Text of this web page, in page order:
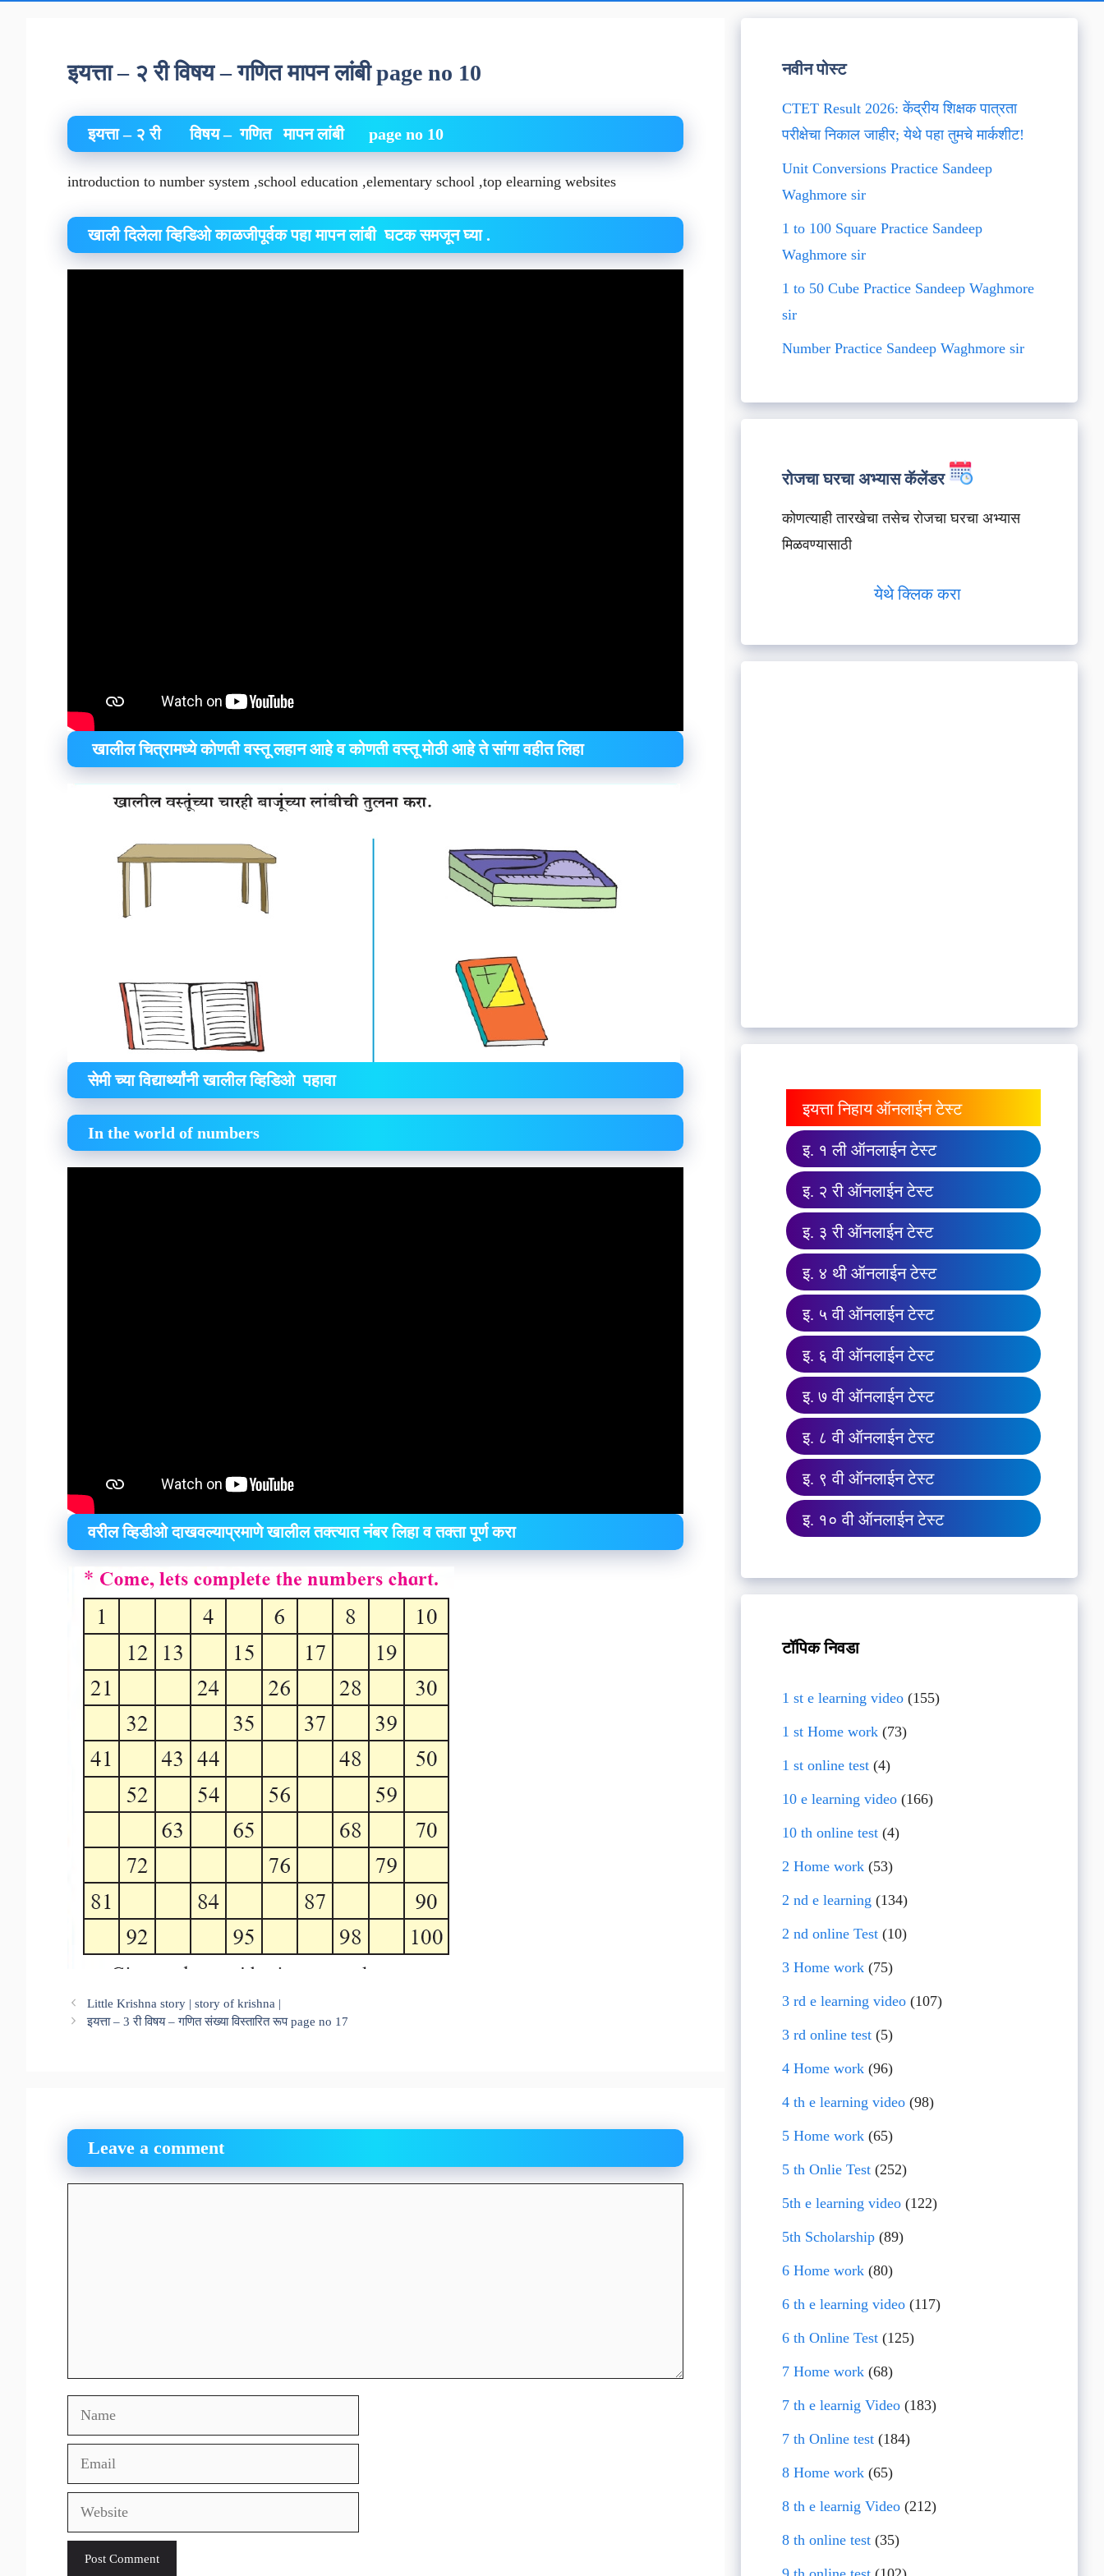
इयत्ता – २ री विषय – गणित मापन लांबी page no 10
इयत्ता – २ री विषय – गणित मापन लांबी page no 10
introduction to number system ,school education ,elementary school ,top elearning websites
खाली दिलेला व्हिडिओ काळजीपूर्वक पहा मापन लांबी घटक समजून घ्या .
खालील चित्रामध्ये कोणती वस्तू लहान आहे व कोणती वस्तू मोठी आहे ते सांगा वहीत लिहा
सेमी च्या विद्यार्थ्यांनी खालील व्हिडिओ पहावा
In the world of numbers
वरील व्हिडीओ दाखवल्याप्रमाणे खालील तक्त्यात नंबर लिहा व तक्ता पूर्ण करा
Little Krishna story | story of krishna |
इयत्ता – 3 री विषय – गणित संख्या विस्तारित रूप page no 17
Leave a comment
Name
Email
Website
नवीन पोस्ट
CTET Result 2026: केंद्रीय शिक्षक पात्रता
परीक्षेचा निकाल जाहीर; येथे पहा तुमचे मार्कशीट!
Unit Conversions Practice Sandeep
Waghmore sir
1 to 100 Square Practice Sandeep
Waghmore sir
1 to 50 Cube Practice Sandeep Waghmore
sir
Number Practice Sandeep Waghmore sir
रोजचा घरचा अभ्यास कॅलेंडर
कोणत्याही तारखेचा तसेच रोजचा घरचा अभ्यास
मिळवण्यासाठी
येथे क्लिक करा
इयत्ता निहाय ऑनलाईन टेस्ट
इ. १ ली ऑनलाईन टेस्ट
इ. २ री ऑनलाईन टेस्ट
इ. ३ री ऑनलाईन टेस्ट
इ. ४ थी ऑनलाईन टेस्ट
इ. ५ वी ऑनलाईन टेस्ट
इ. ६ वी ऑनलाईन टेस्ट
इ. ७ वी ऑनलाईन टेस्ट
इ. ८ वी ऑनलाईन टेस्ट
इ. ९ वी ऑनलाईन टेस्ट
इ. १० वी ऑनलाईन टेस्ट
टॉपिक निवडा
1 st e learning video(155)
1 st Home work(73)
1 st online test(4)
10 e learning video(166)
10 th online test(4)
2 Home work(53)
2 nd e learning (134)
2 nd online Test(10)
3 Home work(75)
3 rd e learning video(107)
3 rd online test(5)
4 Home work(96)
4 th e learning video(98)
5 Home work(65)
5 th Onlie Test(252)
5th e learning video(122)
5th Scholarship(89)
6 Home work(80)
6 th e learning video(117)
6 th Online Test(125)
7 Home work(68)
7 th e learnig Video(183)
7 th Online test(184)
8 Home work(65)
8 th e learnig Video(212)
8 th online test(35)